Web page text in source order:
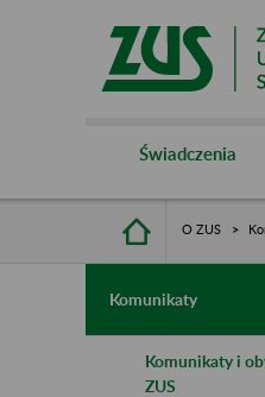
Świadczenia
O ZUS
Komunikaty
Komunikaty i
ZUS